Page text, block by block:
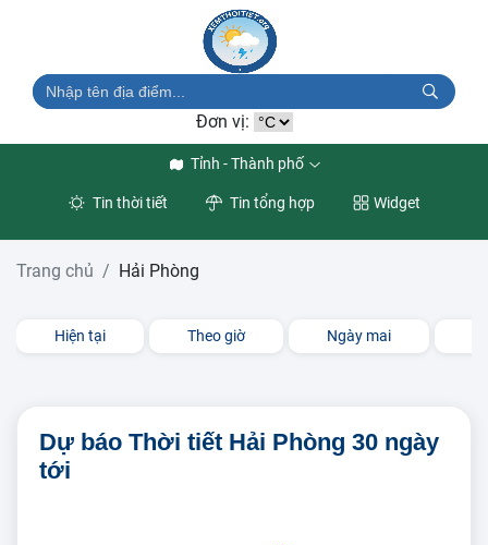
Đơn vị:
Tỉnh - Thành phố
Tin thời tiết Tin tổng hợp Widget
Trang chủ Hải Phòng
Hiện tại Theo giờ Ngày mai
Dự báo Thời tiết Hải Phòng 30 ngày
tới